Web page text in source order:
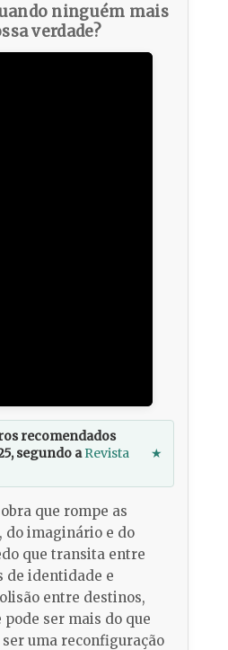
ninguém mais
verdade?
recomendados
segundo aRevista
★
que rompe as
do imaginário e do
que transita entre
de identidade e
entre destinos,
ser mais do que
uma reconfiguração